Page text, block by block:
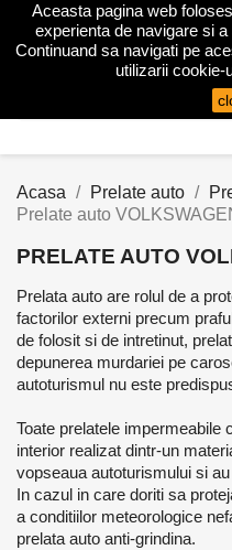
Acasa Prelate auto
Prelate auto
PRELATE AUTO
Prelata auto are rolul de a
factorilor externi precum
de folosit si de intretinut,
depunerea murdariei pe
autoturismul nu este
Toate prelatele impermeabile
interior realizat dintr-un
vopseaua autoturismului si
In cazul in care doriti sa
a conditiilor meteorologice
prelata auto anti-grindina.
Aceasta pagina web
experienta de navigare si
Continuand sa navigati pe
utilizarii cookie-